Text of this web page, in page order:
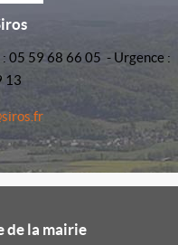
05 59 68 66 05 - Urgence :
13
de la mairie